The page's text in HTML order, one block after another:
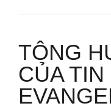
TÔNG
CỦA